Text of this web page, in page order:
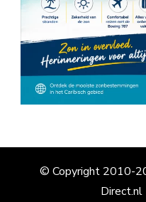
© Copyright 2010-
Direct.nl